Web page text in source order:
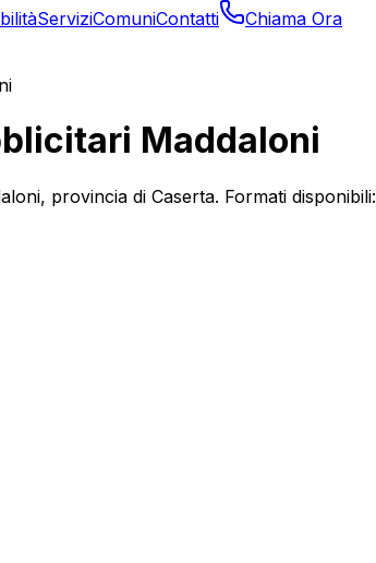
ServiziComuniContatti Chiama Ora
Maddaloni
, provincia di Caserta. Formati disponibili: